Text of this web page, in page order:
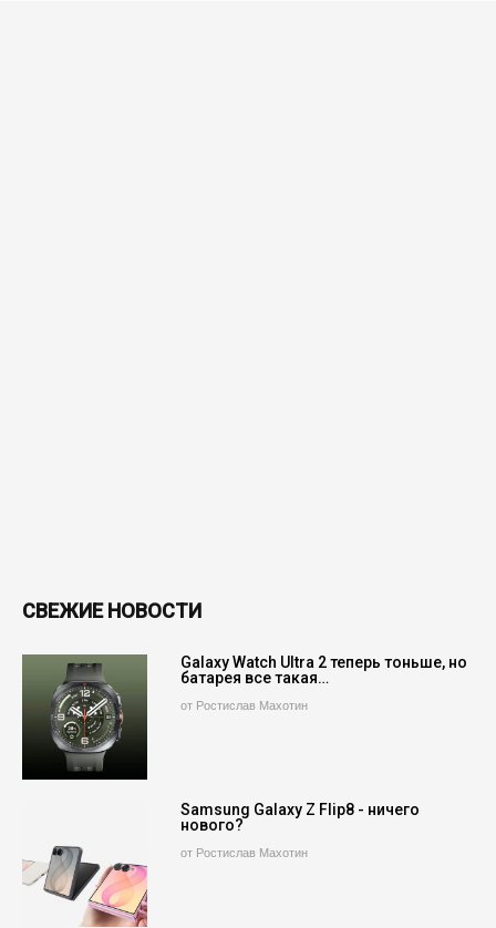
СВЕЖИЕ НОВОСТИ
Galaxy Watch Ultra 2 теперь тоньше, но
батарея все такая…
от Ростислав Махотин
Samsung Galaxy Z Flip8 - ничего
нового?
от Ростислав Махотин